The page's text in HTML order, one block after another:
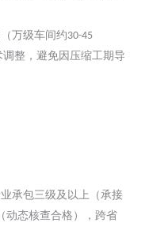
万级车间约30-45
整，避免因压缩工期导
承包三级及以上（承接
动态核查合格），跨省